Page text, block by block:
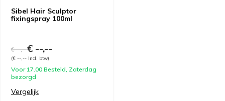
Sibel Hair Sculptor
fixingspray 100ml
€ --,--€ --,--
(€ --,-- Incl. btw)
Voor 17.00 Besteld, Zaterdag
bezorgd
Vergelijk